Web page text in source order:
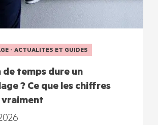
- ACTUALITES ET GUIDES
de temps dure un
? Ce que les chiffres